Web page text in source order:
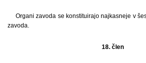
Organi zavoda se konstituirajo najkasneje v
zavoda.
18. člen